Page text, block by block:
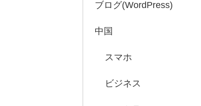
ブログ(WordPress)
中国
スマホ
ビジネス